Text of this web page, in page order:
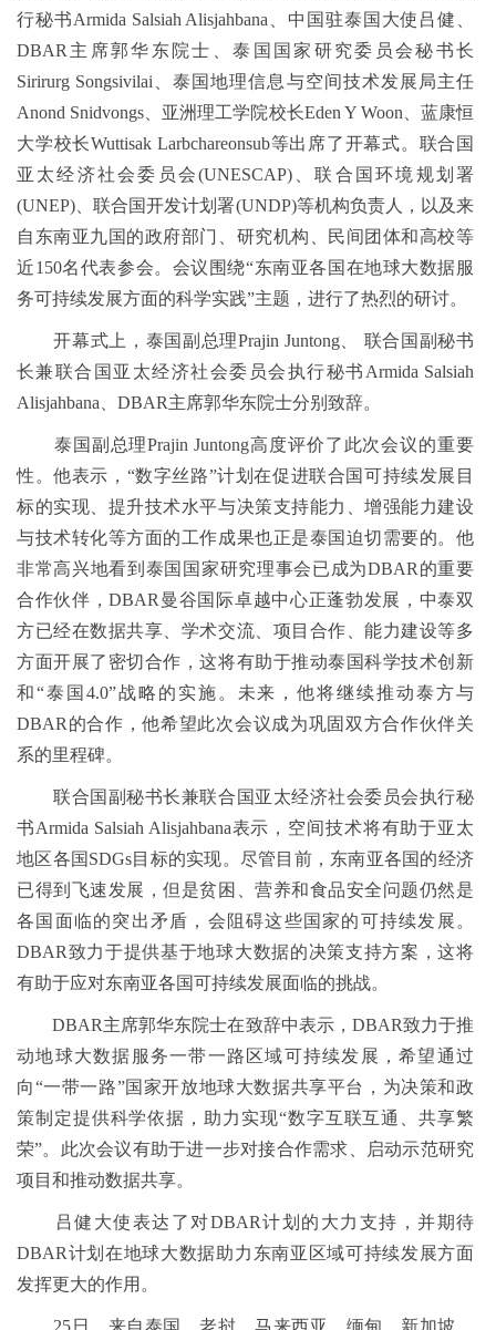
行秘书Armida Salsiah Alisjahbana、中国驻泰国大使吕健、
DBAR主席郭华东院士、泰国国家研究委员会秘书长
Sirirurg Songsivilai、泰国地理信息与空间技术发展局主任
Anond Snidvongs、亚洲理工学院校长Eden Y Woon、蓝康恒
大学校长Wuttisak Larbchareonsub等出席了开幕式。联合国
亚太经济社会委员会(UNESCAP)、联合国环境规划署
(UNEP)、联合国开发计划署(UNDP)等机构负责人，以及来
自东南亚九国的政府部门、研究机构、民间团体和高校等
近150名代表参会。会议围绕“东南亚各国在地球大数据服
务可持续发展方面的科学实践”主题，进行了热烈的研讨。
开幕式上，泰国副总理Prajin Juntong、 联合国副秘书
长兼联合国亚太经济社会委员会执行秘书Armida Salsiah
Alisjahbana、DBAR主席郭华东院士分别致辞。
泰国副总理Prajin Juntong高度评价了此次会议的重要
性。他表示，“数字丝路”计划在促进联合国可持续发展目
标的实现、提升技术水平与决策支持能力、增强能力建设
与技术转化等方面的工作成果也正是泰国迫切需要的。他
非常高兴地看到泰国国家研究理事会已成为DBAR的重要
合作伙伴，DBAR曼谷国际卓越中心正蓬勃发展，中泰双
方已经在数据共享、学术交流、项目合作、能力建设等多
方面开展了密切合作，这将有助于推动泰国科学技术创新
和“泰国4.0”战略的实施。未来，他将继续推动泰方与
DBAR的合作，他希望此次会议成为巩固双方合作伙伴关
系的里程碑。
联合国副秘书长兼联合国亚太经济社会委员会执行秘
书Armida Salsiah Alisjahbana表示，空间技术将有助于亚太
地区各国SDGs目标的实现。尽管目前，东南亚各国的经济
已得到飞速发展，但是贫困、营养和食品安全问题仍然是
各国面临的突出矛盾，会阻碍这些国家的可持续发展。
DBAR致力于提供基于地球大数据的决策支持方案，这将
有助于应对东南亚各国可持续发展面临的挑战。
DBAR主席郭华东院士在致辞中表示，DBAR致力于推
动地球大数据服务一带一路区域可持续发展，希望通过
向“一带一路”国家开放地球大数据共享平台，为决策和政
策制定提供科学依据，助力实现“数字互联互通、共享繁
荣”。此次会议有助于进一步对接合作需求、启动示范研究
项目和推动数据共享。
吕健大使表达了对DBAR计划的大力支持，并期待
DBAR计划在地球大数据助力东南亚区域可持续发展方面
发挥更大的作用。